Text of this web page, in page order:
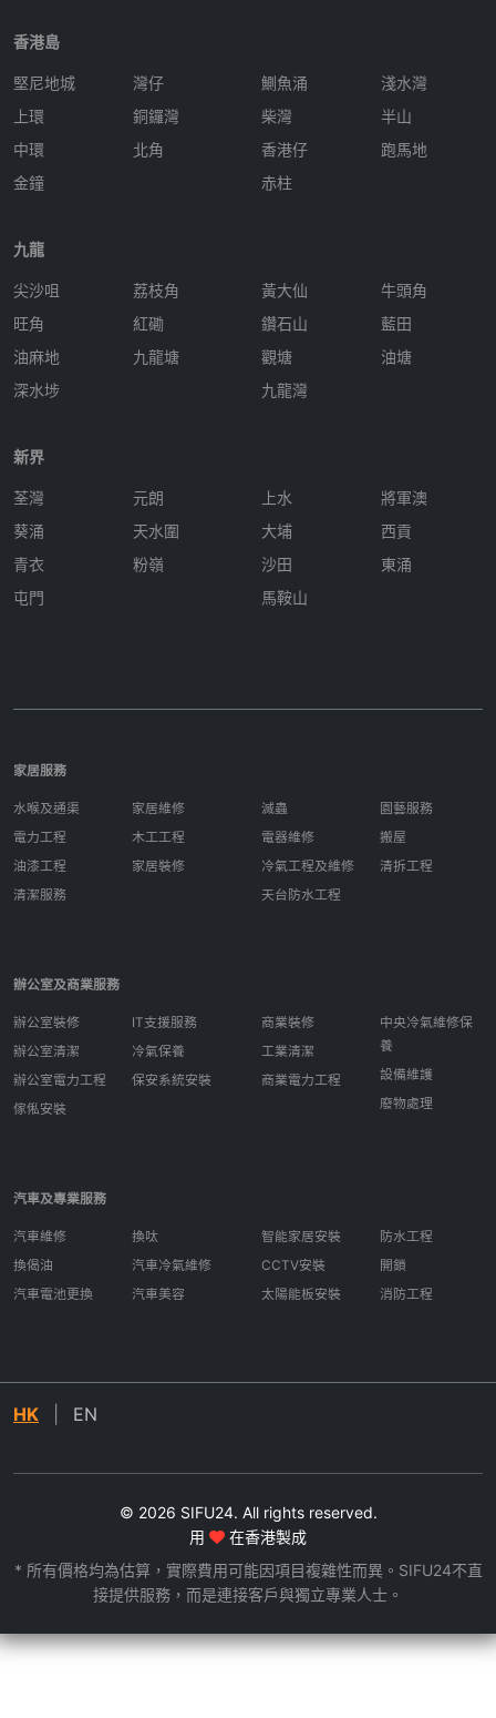
香港島
堅尼地城
上環
中環
金鐘
灣仔
銅鑼灣
北角
鰂魚涌
柴灣
香港仔
赤柱
淺水灣
半山
跑馬地
九龍
尖沙咀
旺角
油麻地
深水埗
荔枝角
紅磡
九龍塘
黃大仙
鑽石山
觀塘
九龍灣
牛頭角
藍田
油塘
新界
荃灣
葵涌
青衣
屯門
元朗
天水圍
粉嶺
上水
大埔
沙田
馬鞍山
將軍澳
西貢
東涌
家居服務
水喉及通渠
電力工程
油漆工程
清潔服務
家居維修
木工工程
家居裝修
滅蟲
電器維修
冷氣工程及維修
天台防水工程
園藝服務
搬屋
清拆工程
辦公室及商業服務
辦公室裝修
辦公室清潔
辦公室電力工程
傢俬安裝
IT支援服務
冷氣保養
保安系統安裝
商業裝修
工業清潔
商業電力工程
中央冷氣維修保
養
設備維護
廢物處理
汽車及專業服務
汽車維修
換偈油
汽車電池更換
換呔
汽車冷氣維修
汽車美容
智能家居安裝
CCTV安裝
太陽能板安裝
防水工程
開鎖
消防工程
HK EN
© 2026 SIFU24. All rights reserved.
用
在香港製成
* 所有價格均為估算，實際費用可能因項目複雜性而異。SIFU24不直
接提供服務，而是連接客戶與獨立專業人士。